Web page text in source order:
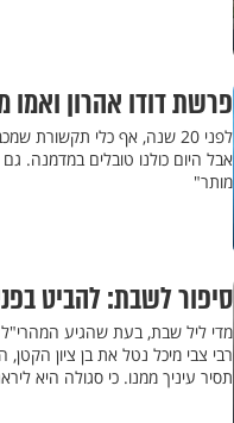
פרשת דודו אהרון ואמו
לפני 20 שנה, אף כלי
אבל היום כולנו טובלים במדמנה.
מותר"
סיפור לשבת: להביט
מדי ליל שבת, בעת שהגיע המהרי"ל
רבי צבי מיכל נטל את בן ציון
תסיר עיניך ממנו. כי סגולה היא